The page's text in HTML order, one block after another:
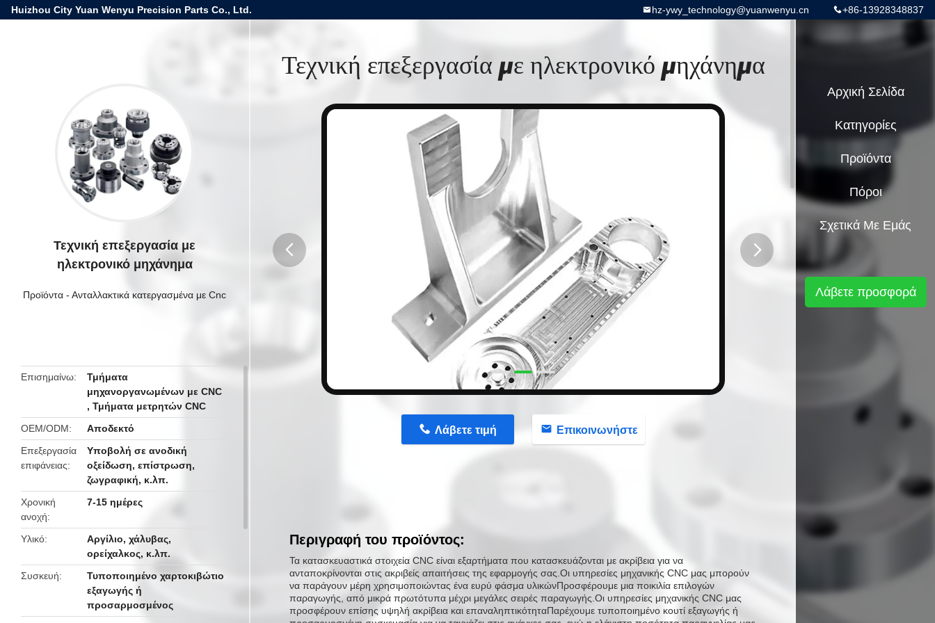
Huizhou City Yuan Wenyu Precision Parts Co., Ltd. +86-13928348837
hz-ywy_technology@yuanwenyu.cn
Τεχνική επεξεργασία με
ηλεκτρονικό μηχάνημα
Προϊόντα - Ανταλλακτικά κατεργασμένα με Cnc
Επισημαίνω
Τμήματα
μηχανοργανωμένων με CNC
,Τμήματα μετρητών CNC
OEM/ODM
Αποδεκτό
Επεξεργασία
επιφάνειας
Υποβολή σε ανοδική
οξείδωση, επίστρωση,
ζωγραφική, κ.λπ.
Χρονική
ανοχή
7-15 ημέρες
Υλικό
Αργίλιο, χάλυβας,
ορείχαλκος, κ.λπ.
Συσκευή
Τυποποιημένο χαρτοκιβώτιο
εξαγωγής ή
προσαρμοσμένος
Τεχνική επεξεργασία με ηλεκτρονικό μηχάνημα
Λάβετε τιμή Επικοινωνήστε
Περιγραφή του προϊόντος:
Τα κατασκευαστικά στοιχεία CNC είναι εξαρτήματα που κατασκευάζονται με ακρίβεια για να
ανταποκρίνονται στις ακριβείς απαιτήσεις της εφαρμογής σας.Οι υπηρεσίες μηχανικής CNC μας μπορούν
να παράγουν μέρη χρησιμοποιώντας ένα ευρύ φάσμα υλικώνΠροσφέρουμε μια ποικιλία επιλογών
παραγωγής, από μικρά πρωτότυπα μέχρι μεγάλες σειρές παραγωγής.Οι υπηρεσίες μηχανικής CNC μας
προσφέρουν επίσης υψηλή ακρίβεια και επαναληπτικότηταΠαρέχουμε τυποποιημένο κουτί εξαγωγής ή
Αρχική Σελίδα
Κατηγορίες
Προϊόντα
Πόροι
Σχετικά Με Εμάς
Λάβετε προσφορά